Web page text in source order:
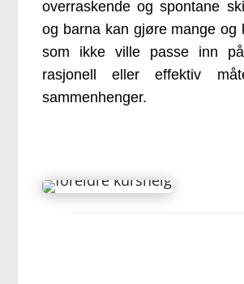
overraskende og spontane
og barna kan gjøre mange og
som ikke ville passe inn
rasjonell eller effektiv
sammenhenger.